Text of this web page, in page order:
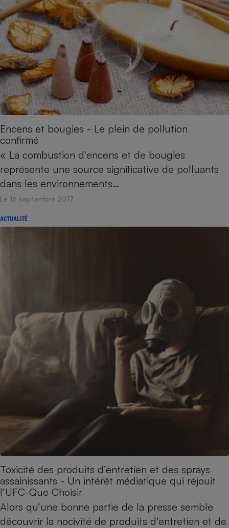
Encens et bougies - Le plein de pollution
confirmé
« La combustion d’encens et de bougies
représente une source significative de polluants
dans les environnements…
Le 16 septembre 2017
ACTUALITÉ
Toxicité des produits d’entretien et des sprays
assainissants - Un intérêt médiatique qui réjouit
l’UFC-Que Choisir
Alors qu’une bonne partie de la presse semble
découvrir la nocivité de produits d’entretien et de